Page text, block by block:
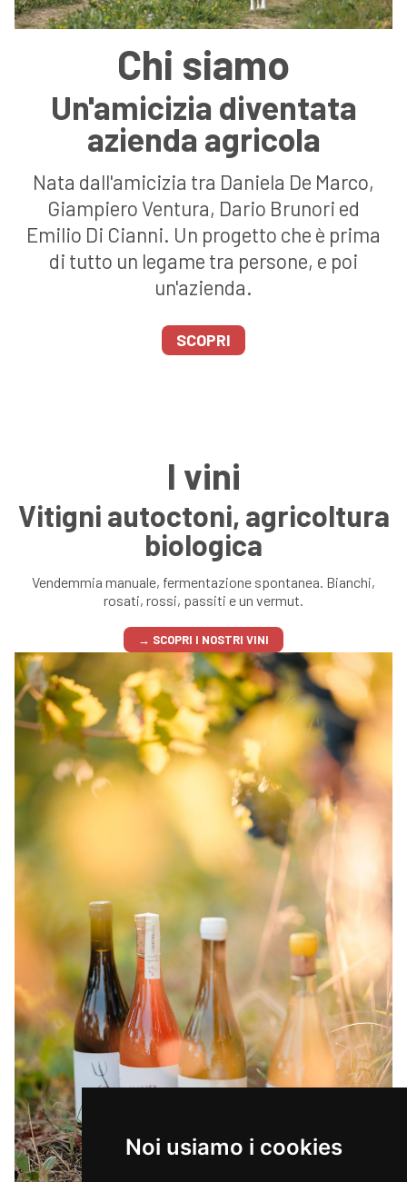
Noi usiamo i cookies
Chi siamo
Un'amicizia diventata
azienda agricola
Nata dall'amicizia tra Daniela De Marco,
Giampiero Ventura, Dario Brunori ed
Emilio Di Cianni. Un progetto che è prima
di tutto un legame tra persone, e poi
un'azienda.
SCOPRI
I vini
Vitigni autoctoni, agricoltura
biologica
Vendemmia manuale, fermentazione spontanea. Bianchi,
rosati, rossi, passiti e un vermut.
→ SCOPRI I NOSTRI VINI